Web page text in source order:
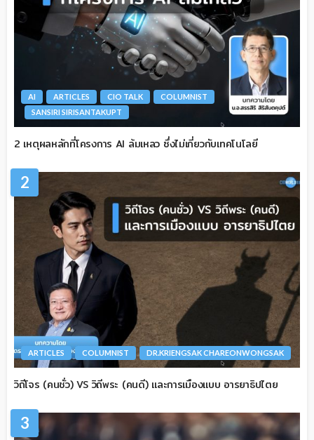
AI ARTICLES CIO TALK
COLUMNIST
SANSIRI SIRISANTAKUPT
2 เหตุผลหลักที่โครงการ AI ล้มเหลว ซึ่งไม่เกี่ยวกับเทคโนโลยี
2
ARTICLES COLUMNIST DR.KRIENGSAK CHAREONWONGSAK
วิถีโจร (คนชั่ว) VS วิถีพระ (คนดี) และการเมืองแบบ อารยาธิปไตย
3